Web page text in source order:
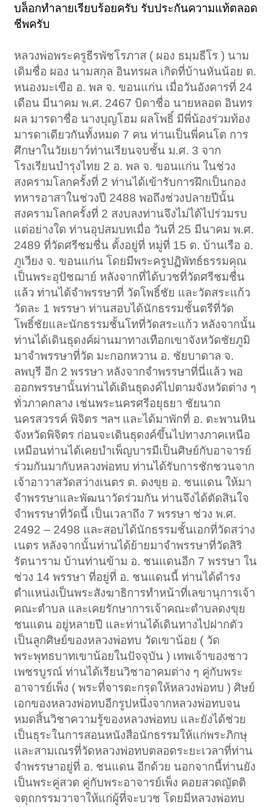
บล็อกทำลายเรียบร้อยครับ รับประกันความแท้ตลอด
ชีพครับ
หลวงพ่อพระครูธีรพัชโรภาส ( ผอง ธมฺมธีโร ) นาม
เดิมชื่อ ผอง นามสกุล อินทรผล เกิดที่บ้านหันน้อย ต.
หนองมะเขือ อ. พล จ. ขอนแก่น เมื่อวันอังคารที่ 24
เดือน มีนาคม พ.ศ. 2467 บิดาชื่อ นายหลอด อินทร
ผล มารดาชื่อ นางบุญโฮม ผลโพธิ์ มีพี่น้องร่วมท้อง
มารดาเดียวกันทั้งหมด 7 คน ท่านเป็นพี่คนโต การ
ศึกษาในวัยเยาว์ท่านเรียนจบชั้น ม.ศ. 3 จาก
โรงเรียนบำรุงไทย 2 อ. พล จ. ขอนแก่น ในช่วง
สงครามโลกครั้งที่ 2 ท่านได้เข้ารับการฝึกเป็นกอง
ทหารอาสาในช่วงปี 2488 พอถึงช่วงปลายปีนั้น
สงครามโลกครั้งที่ 2 สงบลงท่านจึงไม่ได้ไปร่วมรบ
แต่อย่างใด ท่านอุปสมบทเมื่อ วันที่ 25 มีนาคม พ.ศ.
2489 ที่วัดศรีชมชื่น ตั้งอยู่ที่ หมู่ที่ 15 ต. บ้านเรือ อ.
ภูเวียง จ. ขอนแก่น โดยมีพระครูปฏิพัทธ์ธรรมคุณ
เป็นพระอุปัชฌาย์ หลังจากที่ได้บวชที่วัดศรีชมชื่น
แล้ว ท่านได้จำพรรษาที่ วัดโพธิ์ชัย และวัดสระแก้ว
วัดละ 1 พรรษา ท่านสอบได้นักธรรมชั้นตรีที่วัด
โพธิ์ชัยและนักธรรมชั้นโทที่วัดสระแก้ว หลังจากนั้น
ท่านได้เดินธุดงค์ผ่านมาทางเทือกเขาจังหวัดชัยภูมิ
มาจำพรรษาที่วัด มะกอกหวาน อ. ชัยบาดาล จ.
ลพบุรี อีก 2 พรรษา หลังจากจำพรรษาที่นี่แล้ว พอ
ออกพรรษานั้นท่านได้เดินธุดงค์ไปตามจังหวัดต่าง ๆ
ทั่วภาคกลาง เช่นพระนครศรีอยุธยา ชัยนาถ
นครสวรรค์ พิจิตร ฯลฯ และได้มาพักที่ อ. ตะพานหิน
จังหวัดพิจิตร ก่อนจะเดินธุดงค์ขึ้นไปทางภาคเหนือ
เหมือนท่านได้เคยบำเพ็ญบารมีเป็นศิษย์กับอาจารย์
ร่วมกันมากับหลวงพ่อทบ ท่านได้รับการชักชวนจาก
เจ้าอาวาสวัดสว่างเนตร ต. ดงขุย อ. ชนแดน ให้มา
จำพรรษาและพัฒนาวัดร่วมกัน ท่านจึงได้ตัดสินใจ
จำพรรษาที่วัดนี้ เป็นเวลาถึง 7 พรรษา ช่วง พ.ศ.
2492 – 2498 และสอบได้นักธรรมชั้นเอกที่วัดสว่าง
เนตร หลังจากนั้นท่านได้ย้ายมาจำพรรษาที่วัดสิริ
รัตนาราม บ้านท่านข้าม อ. ชนแดนอีก 7 พรรษา ใน
ช่วง 14 พรรษา ที่อยู่ที่ อ. ชนแดนนี้ ท่านได้ดำรง
ตำแหน่งเป็นพระสังฆาธิการทำหน้าที่เลขานุการเจ้า
คณะตำบล และเคยรักษาการเจ้าคณะตำบลดงขุย
ชนแดน อยู่หลายปี และท่านได้เดินทางไปฝากตัว
เป็นลูกศิษย์ของหลวงพ่อทบ วัดเขาน้อย ( วัด
พระพุทธบาทเขาน้อยในปัจจุบัน ) เทพเจ้าของชาว
เพชรบูรณ์ ท่านได้เรียนวิชาอาคมต่าง ๆ คู่กับพระ
อาจารย์เพ็ง ( พระที่จารตะกรุดให้หลวงพ่อทบ ) ศิษย์
เอกของหลวงพ่อทบอีกรูปหนึ่งจากหลวงพ่อทบจน
หมดสิ้นวิชาความรู้ของหลวงพ่อทบ และยังได้ช่วย
เป็นธุระในการสอนหนังสือนักธรรมให้แก่พระภิกษุ
และสามเณรที่วัดหลวงพ่อทบตลอดระยะเวลาที่ท่าน
จำพรรษาอยู่ที่ อ. ชนแดน อีกด้วย นอกจากนี้ท่านยัง
เป็นพระคู่สวด คู่กับพระอาจารย์เพ็ง คอยสวดญัตติ
จตุถกรรมวาจาให้แก่ผู้ที่จะบวช โดยมีหลวงพ่อทบ